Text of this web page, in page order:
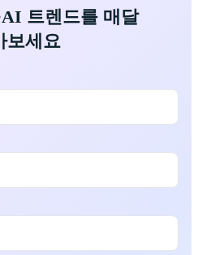
트렌드를 매달
보세요